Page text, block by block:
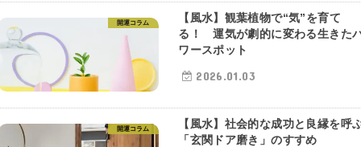
開運コラム
【風水】観葉植物で“気”を育て
る！ 運気が劇的に変わる生きた
ワースポット
2026.01.03
開運コラム
【風水】社会的な成功と良縁を呼
「玄関ドア磨き」のすすめ